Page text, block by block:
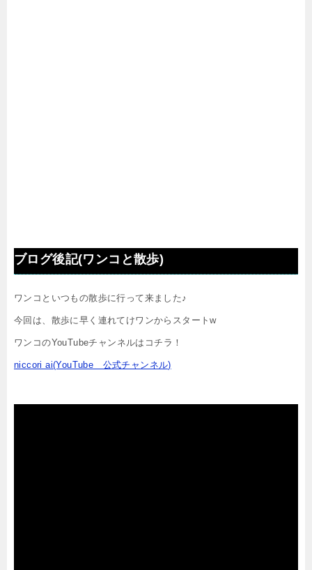
ブログ後記(ワンコと散歩)
ワンコといつもの散歩に行って来ました♪
今回は、散歩に早く連れてけワンからスタートw
ワンコのYouTubeチャンネルはコチラ！
niccori ai(YouTube 公式チャンネル)